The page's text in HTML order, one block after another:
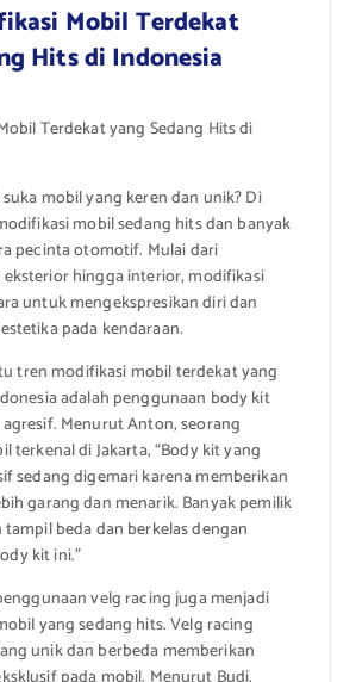
Mobil Terdekat
Hits di Indonesia
Terdekat yang Sedang Hits di
mobil yang keren dan unik? Di
mobil sedang hits dan banyak
pecinta otomotif. Mulai dari
eksterior hingga interior, modifikasi
untuk mengekspresikan diri dan
pada kendaraan.
tren modifikasi mobil terdekat yang
adalah penggunaan body kit
Menurut Anton, seorang
terkenal di Jakarta, “Body kit yang
sedang digemari karena memberikan
garang dan menarik. Banyak pemilik
beda dan berkelas dengan
kit ini.”
velg racing juga menjadi
yang sedang hits. Velg racing
unik dan berbeda memberikan